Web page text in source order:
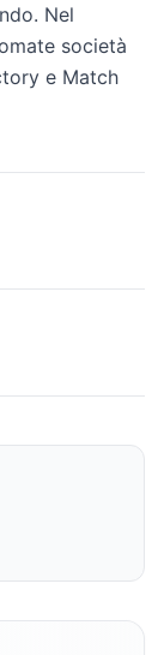
Nel
società
e Match